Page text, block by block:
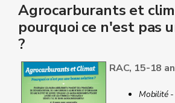
Agrocarburants et
pourquoi ce n'est pas
?
RAC, 15-18
Mobilité -